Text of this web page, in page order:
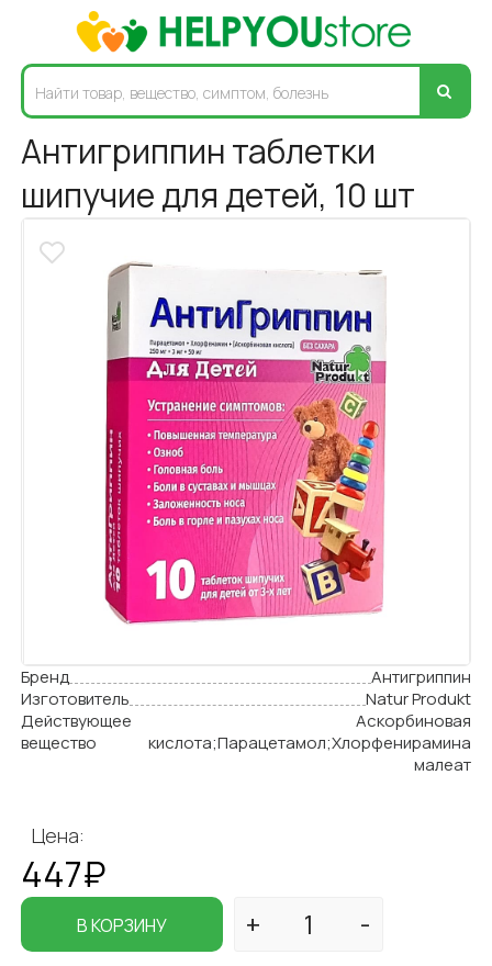
Антигриппин таблетки
шипучие для детей, 10 шт
Бренд
Антигриппин
Изготовитель
Natur Produkt
Действующее
вещество
Аскорбиновая
кислота;Парацетамол;Хлорфенирамина
малеат
Цена:
447₽
В КОРЗИНУ